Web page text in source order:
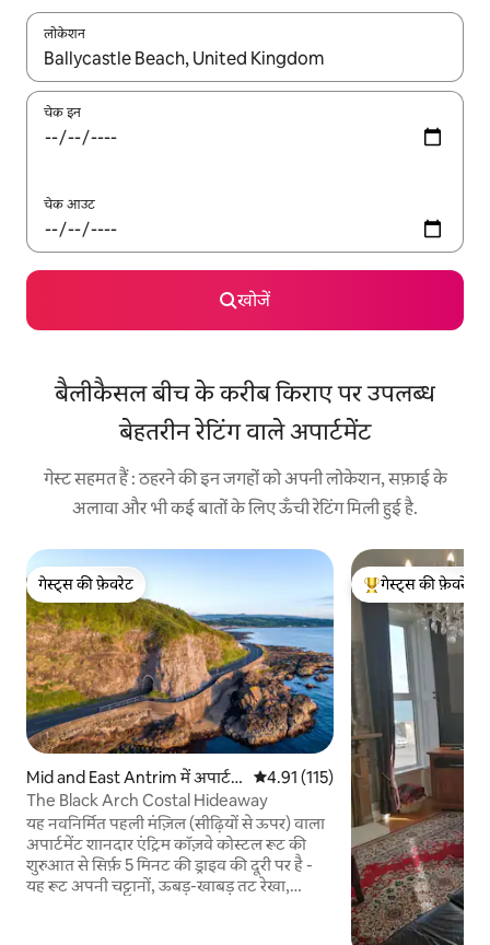
लोकेशन
नतीजों के उपलब्ध होने पर, अप और डाउन 'ऐरो की' का इस्तेमाल करके नेविगेट
चेक इन
चेक आउट
खोजें
बैलीकैसल बीच के करीब किराए पर उपलब्ध
बेहतरीन रेटिंग वाले अपार्टमेंट
गेस्ट सहमत हैं : ठहरने की इन जगहों को अपनी लोकेशन, सफ़ाई के
अलावा और भी कई बातों के लिए ऊँची रेटिंग मिली हुई है.
गेस्ट्स की फ़ेवरेट
गेस्ट्स की फ़ेवरेट
Mid and East Antrim में अपार्ट
मेंट
औसत रेटिंग 5 में से 4.91, 115 समीक्षाएँ
4.91 (115)
The Black Arch Costal Hideaway
यह नवनिर्मित पहली मंज़िल (सीढ़ियों से ऊपर) वाला
अपार्टमेंट शानदार एंट्रिम कॉज़वे कोस्टल रूट की
शुरुआत से सिर्फ़ 5 मिनट की ड्राइव की दूरी पर है -
यह रूट अपनी चट्टानों, ऊबड़-खाबड़ तट रेखा,
गेस्ट्स का टॉप फ़ेवरेट
गेस्ट्स की फ़ेवरेट